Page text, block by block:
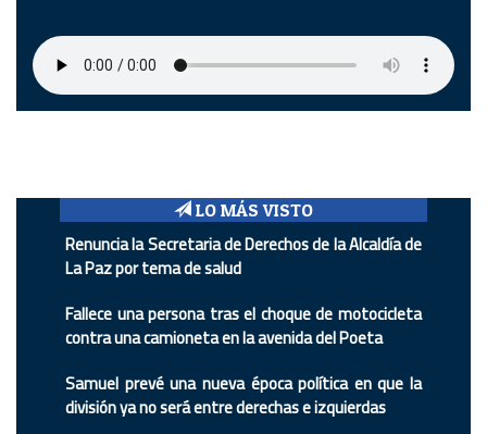
LO MÁS VISTO
Renuncia la Secretaria de Derechos de la Alcaldía de
La Paz por tema de salud
Fallece una persona tras el choque de motocicleta
contra una camioneta en la avenida del Poeta
Samuel prevé una nueva época política en que la
división ya no será entre derechas e izquierdas